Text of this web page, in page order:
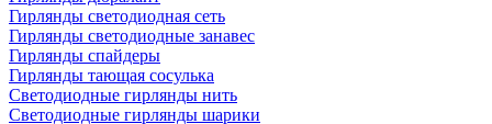
Гирлянды светодиодная сеть
Гирлянды светодиодные занавес
Гирлянды спайдеры
Гирлянды тающая сосулька
Светодиодные гирлянды нить
Светодиодные гирлянды шарики